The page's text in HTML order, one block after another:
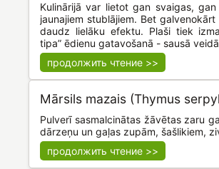
Kulinārijā var lietot gan svaigas,
jaunajiem stublājiem. Bet
daudz lielāku efektu. Plaši tiek
tipa” ēdienu gatavošanā - sausā
продолжить чтение >>
Mārsils mazais (Thymus
Pulverī sasmalcinātas žāvētas zaru
dārzeņu un gaļas zupām, šašlikiem,
продолжить чтение >>